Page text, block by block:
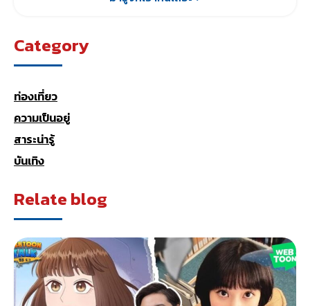
Category
ท่องเที่ยว
ความเป็นอยู่
สาระน่ารู้
บันเทิง
Relate blog